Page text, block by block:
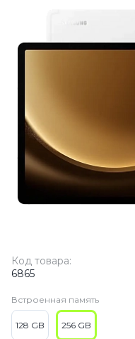
Код товара:
6865
Встроенная память
128 GB 256 GB